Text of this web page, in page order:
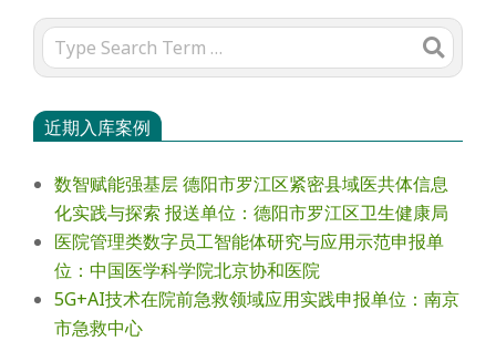
Search
近期入库案例
数智赋能强基层 德阳市罗江区紧密县域医共体信息
化实践与探索 报送单位：德阳市罗江区卫生健康局
医院管理类数字员工智能体研究与应用示范申报单
位：中国医学科学院北京协和医院
5G+AI技术在院前急救领域应用实践申报单位：南京
市急救中心